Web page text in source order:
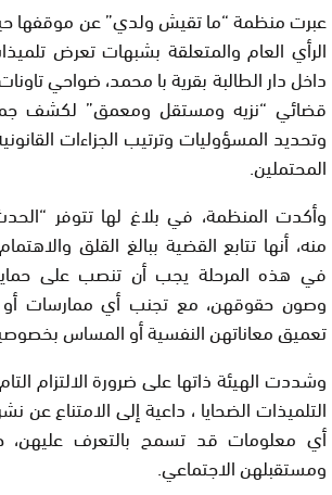
عبرت منظمة “ما تقيش ولدي” عن موقفها
الرأي العام والمتعلقة بشبهات تعرض
داخل دار الطالبة بقرية با محمد، ضواحي
قضائي “نزيه ومستقل ومعمق” لكشف
وتحديد المسؤوليات وترتيب الجزاءات
المحتملين.
وأكدت المنظمة، في بلاغ لها تتوفر
منه، أنها تتابع القضية ببالغ القلق
في هذه المرحلة يجب أن تنصب على حماية
وصون حقوقهن، مع تجنب أي ممارسات
تعميق معاناتهن النفسية أو المساس
وشددت الهيئة ذاتها على ضرورة الالتزام
التلميذات الضحايا ، داعية إلى الامتناع عن
أي معلومات قد تسمح بالتعرف عليهن،
ومستقبلهن الاجتماعي.